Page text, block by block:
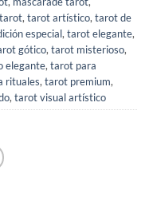
tarot,tarot artístico,tarot de
especial,tarot elegante,
gótico,tarot misterioso,
elegante,tarot para
rituales,tarot premium,
,tarot visual artístico